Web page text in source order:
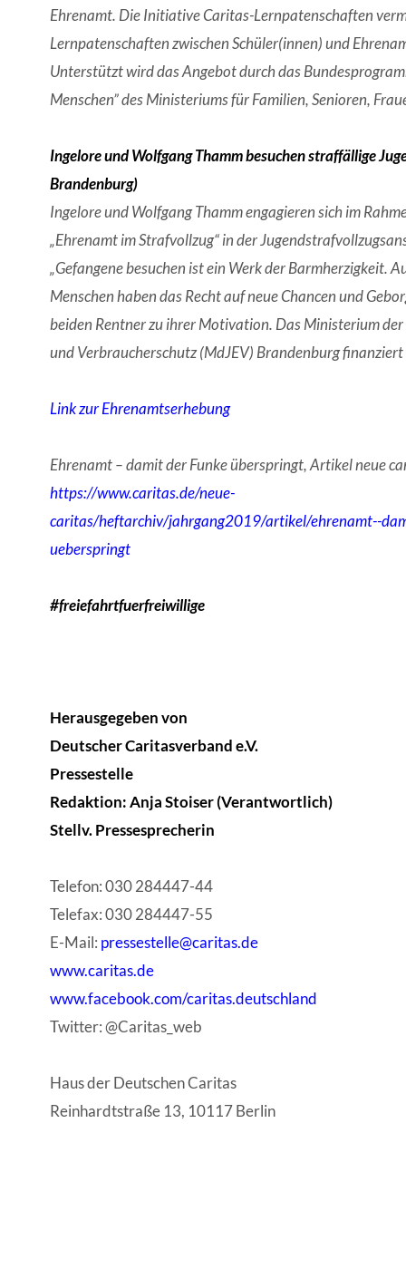
Ehrenamt. Die Initiative Caritas-Lernpatenschaften
Lernpatenschaften zwischen Schüler(innen) und
Unterstützt wird das Angebot durch das
Menschen” des Ministeriums für Familien, Senioren,
Ingelore und Wolfgang Thamm besuchen straffällige
Brandenburg)
Ingelore und Wolfgang Thamm engagieren sich im
„Ehrenamt im Strafvollzug“ in der
„Gefangene besuchen ist ein Werk der Barmherzigkeit.
Menschen haben das Recht auf neue Chancen und
beiden Rentner zu ihrer Motivation. Das Ministerium
und Verbraucherschutz (MdJEV) Brandenburg
Link zur Ehrenamtserhebung
Ehrenamt – damit der Funke überspringt, Artikel neue
https://www.caritas.de/neue-
caritas/heftarchiv/jahrgang2019/artikel/ehrenamt--
ueberspringt
#freiefahrtfuerfreiwillige
Herausgegeben von
Deutscher Caritasverband e.V.
Pressestelle
Redaktion: Anja Stoiser (Verantwortlich)
Stellv. Pressesprecherin
Telefon: 030 284447-44
Telefax: 030 284447-55
E-Mail: pressestelle@caritas.de
www.caritas.de
www.facebook.com/caritas.deutschland
Twitter: @Caritas_web
Haus der Deutschen Caritas
Reinhardtstraße 13, 10117 Berlin